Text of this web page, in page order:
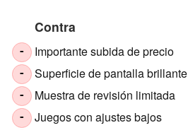
Contra
- Importante subida de precio
- Superficie de pantalla brillante
- Muestra de revisión limitada
- Juegos con ajustes bajos